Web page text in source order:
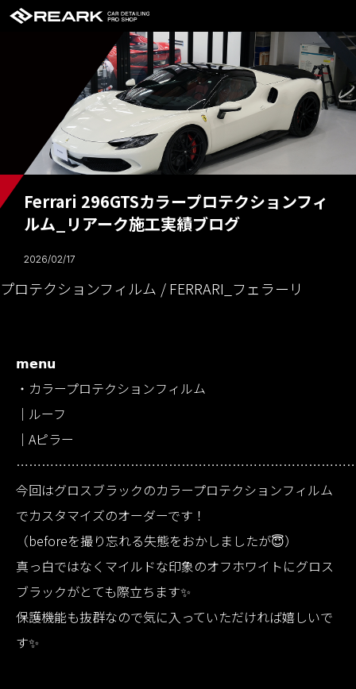
Ferrari 296GTSカラープロテクションフィ
ルム_リアーク施工実績ブログ
2026/02/17
プロテクションフィルム FERRARI_フェラーリ
𝗺𝗲𝗻𝘂
・カラープロテクションフィルム
｜ルーフ
｜Aピラー
今回はグロスブラックのカラープロテクションフィルム
でカスタマイズのオーダーです！
（beforeを撮り忘れる失態をおかしましたが😇）
真っ白ではなくマイルドな印象のオフホワイトにグロス
ブラックがとても際立ちます✨
保護機能も抜群なので気に入っていただければ嬉しいで
す✨